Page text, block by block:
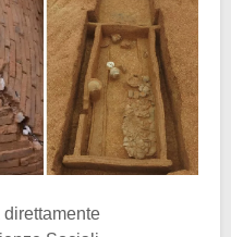
direttamente